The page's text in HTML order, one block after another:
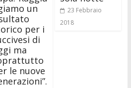
un
per i
di
ma
le nuove
23 Febbraio
2018